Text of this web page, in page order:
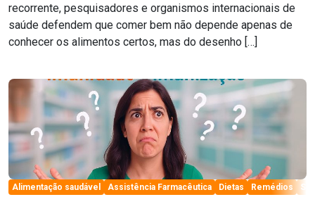
recorrente, pesquisadores e organismos internacionais de
saúde defendem que comer bem não depende apenas de
conhecer os alimentos certos, mas do desenho […]
Alimentação saudável Assistência Farmacêutica Dietas Remédios